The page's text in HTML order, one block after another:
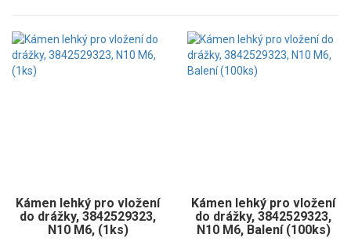
Kámen lehký pro vložení
do drážky, 3842529323,
N10 M6, (1ks)
Kámen lehký pro vložení
do drážky, 3842529323,
N10 M6, Balení (100ks)